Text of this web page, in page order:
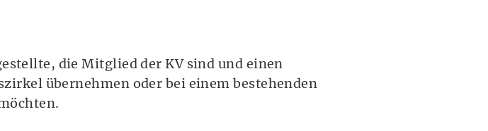
die Mitglied der KV sind und einen
übernehmen oder bei einem bestehenden